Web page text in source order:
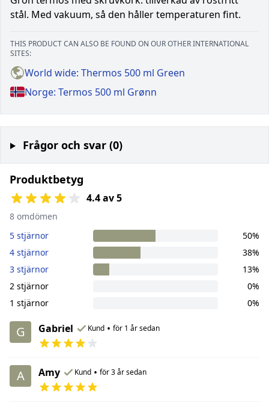
stål. Med vakuum, så den håller temperaturen fint.
THIS PRODUCT CAN ALSO BE FOUND ON OUR OTHER INTERNATIONAL
SITES:
World wide: Thermos 500 ml Green
Norge: Termos 500 ml Grønn
Frågor och svar (0)
Produktbetyg
4.4 av 5
8 omdömen
5 stjärnor
50%
4 stjärnor
38%
3 stjärnor
13%
2 stjärnor
0%
1 stjärnor
0%
G Gabriel Kund • för 1 år sedan
A Amy Kund • för 3 år sedan